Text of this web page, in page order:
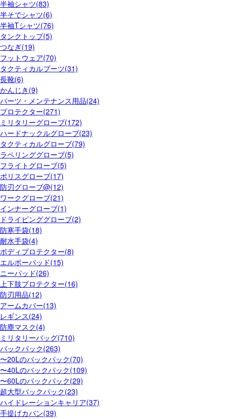
半袖シャツ(83)
半そでシャツ(6)
半袖Tシャツ(76)
タンクトップ(5)
つなぎ(19)
フットウェア(70)
タクティカルブーツ(31)
長靴(6)
かんじき(9)
パーツ・メンテナンス用品(24)
プロテクター(271)
ミリタリーグローブ(172)
ハードナックルグローブ(23)
タクティカルグローブ(79)
ラペリンググローブ(5)
フライトグローブ(5)
ポリスグローブ(17)
防刃グローブ@(12)
ワークグローブ(21)
インナーグローブ(1)
ドライビンググローブ(2)
防寒手袋(18)
耐水手袋(4)
ボディプロテクター(8)
エルボーパッド(15)
ニーパッド(26)
上下肢プロテクター(16)
防刃用品(12)
アームカバー(13)
レギンス(24)
防塵マスク(4)
ミリタリーバッグ(710)
バックパック(263)
〜20Lのバックパック(70)
〜40Lのバックパック(109)
〜60Lのバックパック(29)
超大型バックパック(23)
ハイドレーションキャリア(37)
手提げカバン(39)